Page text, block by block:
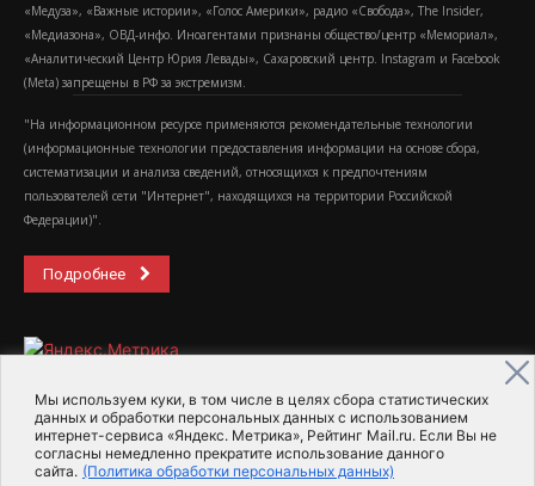
Мы используем куки, в том числе в целях сбора статистических
данных и обработки персональных данных с использованием
интернет-сервиса «Яндекс. Метрика», Рейтинг Mail.ru. Если Вы не
согласны немедленно прекратите использование данного
сайта. (Политика обработки персональных данных)
«Медуза», «Важные истории», «Голос Америки», радио «Свобода», The Insider,
«Медиазона», ОВД-инфо. Иноагентами признаны общество/центр «Мемориал»,
«Аналитический Центр Юрия Левады», Сахаровский центр. Instagram и Facebook
(Metа) запрещены в РФ за экстремизм.
"На информационном ресурсе применяются рекомендательные технологии
(информационные технологии предоставления информации на основе сбора,
систематизации и анализа сведений, относящихся к предпочтениям
пользователей сети "Интернет", находящихся на территории Российской
Федерации)".
Подробнее
2015-2026- Информационное агентство МедиаПоток